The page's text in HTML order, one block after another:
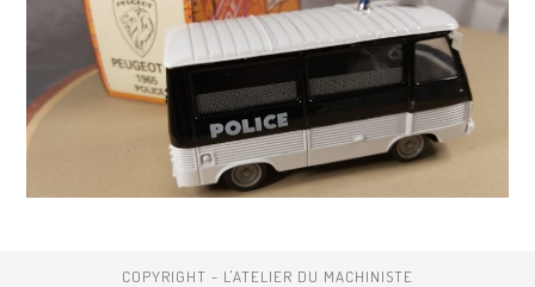
COPYRIGHT - L'ATELIER DU MACHINISTE